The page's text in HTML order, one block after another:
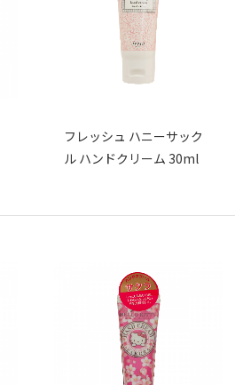
フレッシュ ハニーサック
ル ハンドクリーム 30ml